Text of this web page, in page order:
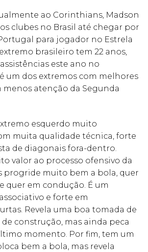
ao Corinthians, Madson
clubes no Brasil até chegar por
para jogador no Estrela
brasileiro tem 22 anos,
assistências este ano no
um dos extremos com melhores
menos atenção da Segunda
esquerdo muito
muita qualidade técnica, forte
de diagonais fora-dentro.
valor ao processo ofensivo da
progride muito bem a bola, quer
quer em condução. É um
e forte em
Revela uma boa tomada de
de construção, mas ainda peca
momento. Por fim, tem um
bem a bola, mas revela